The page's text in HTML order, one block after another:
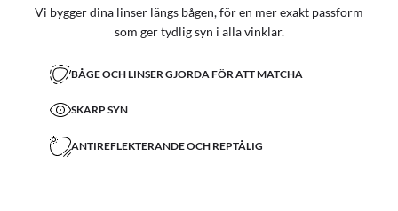
Vi bygger dina linser längs bågen, för en mer exakt passform
som ger tydlig syn i alla vinklar.
BÅGE OCH LINSER GJORDA FÖR ATT MATCHA
SKARP SYN
ANTIREFLEKTERANDE OCH REPTÅLIG